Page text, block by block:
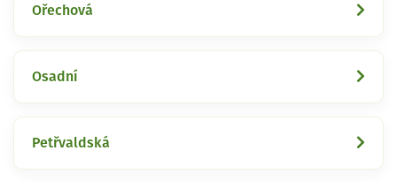
Ořechová
Osadní
Petřvaldská